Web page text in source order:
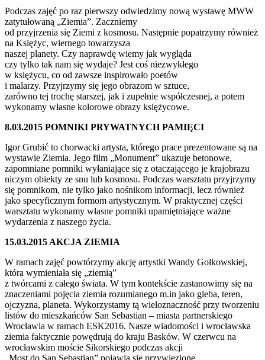
Podczas zajęć po raz pierwszy odwiedzimy nową wystawę MWW
zatytułowaną „Ziemia”. Zaczniemy
od przyjrzenia się Ziemi z kosmosu. Następnie popatrzymy również
na Księżyc, wiernego towarzysza
naszej planety. Czy naprawdę wiemy jak wygląda
czy tylko tak nam się wydaje? Jest coś niezwykłego
w księżycu, co od zawsze inspirowało poetów
i malarzy. Przyjrzymy się jego obrazom w sztuce,
zarówno tej trochę starszej, jak i zupełnie współczesnej, a potem
wykonamy własne kolorowe obrazy księżycowe.
8.03.2015 POMNIKI PRYWATNYCH PAMIĘCI
Igor Grubić to chorwacki artysta, którego prace prezentowane są na
wystawie Ziemia. Jego film „Monument” ukazuje betonowe,
zapomniane pomniki wyłaniające się z otaczającego je krajobrazu
niczym obiekty ze snu lub kosmosu. Podczas warsztatu przyjrzymy
się pomnikom, nie tylko jako nośnikom informacji, lecz również
jako specyficznym formom artystycznym. W praktycznej części
warsztatu wykonamy własne pomniki upamiętniające ważne
wydarzenia z naszego życia.
15.03.2015 AKCJA ZIEMIA
W ramach zajęć powtórzymy akcję artystki Wandy Gołkowskiej,
która wymieniała się „ziemią”
z twórcami z całego świata. W tym kontekście zastanowimy się na
znaczeniami pojęcia ziemia rozumianego m.in jako gleba, teren,
ojczyzna, planeta. Wykorzystamy tą wieloznaczność przy tworzeniu
listów do mieszkańców San Sebastian – miasta partnerskiego
Wrocławia w ramach ESK2016. Nasze wiadomości i wrocławska
ziemia faktycznie powędrują do kraju Basków. W czerwcu na
wrocławskim moście Sikorskiego podczas akcji
„Most do San Sebastian” pojawią się przywiezione